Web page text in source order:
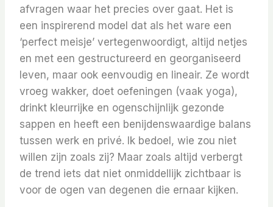
afvragen waar het precies over gaat. Het is
een inspirerend model dat als het ware een
‘perfect meisje’ vertegenwoordigt, altijd netjes
en met een gestructureerd en georganiseerd
leven, maar ook eenvoudig en lineair. Ze wordt
vroeg wakker, doet oefeningen (vaak yoga),
drinkt kleurrijke en ogenschijnlijk gezonde
sappen en heeft een benijdenswaardige balans
tussen werk en privé. Ik bedoel, wie zou niet
willen zijn zoals zij? Maar zoals altijd verbergt
de trend iets dat niet onmiddellijk zichtbaar is
voor de ogen van degenen die ernaar kijken.